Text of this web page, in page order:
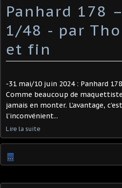
Panhard 178
1/48 - par
et fin
-31 mai/10 juin 2024 : Panhard
Comme beaucoup de
jamais en monter. L’avantage,
l’inconvénient...
Lire la suite
…